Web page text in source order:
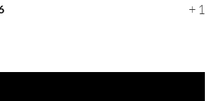
+ 1